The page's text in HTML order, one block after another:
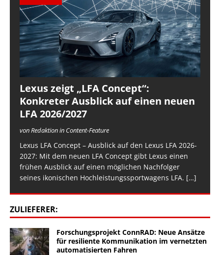
Lexus zeigt „LFA Concept“:
Konkreter Ausblick auf einen neuen
LFA 2026/2027
von Redaktion in Content-Feature
Lexus LFA Concept – Ausblick auf den Lexus LFA 2026-
2027: Mit dem neuen LFA Concept gibt Lexus einen
frühen Ausblick auf einen möglichen Nachfolger
seines ikonischen Hochleistungssportwagens LFA. […]
ZULIEFERER:
Forschungsprojekt ConnRAD: Neue Ansätze
für resiliente Kommunikation im vernetzten
automatisierten Fahren